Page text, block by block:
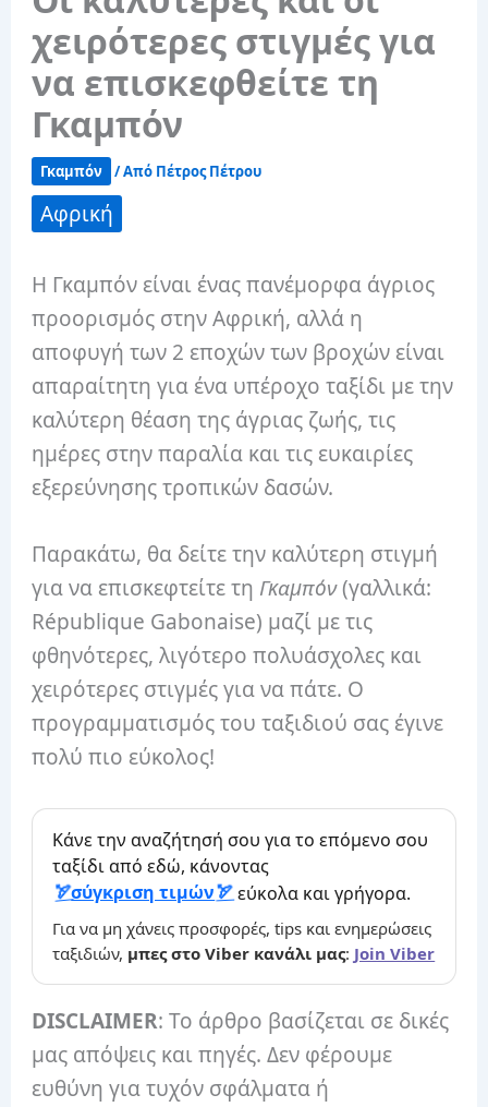
χειρότερες στιγμές για
να επισκεφθείτε τη
Γκαμπόν
Γκαμπόν / Από Πέτρος Πέτρου
Αφρική
Η Γκαμπόν είναι ένας πανέμορφα άγριος
προορισμός στην Αφρική, αλλά η
αποφυγή των 2 εποχών των βροχών είναι
απαραίτητη για ένα υπέροχο ταξίδι με την
καλύτερη θέαση της άγριας ζωής, τις
ημέρες στην παραλία και τις ευκαιρίες
εξερεύνησης τροπικών δασών.
Παρακάτω, θα δείτε την καλύτερη στιγμή
για να επισκεφτείτε τη Γκαμπόν(γαλλικά:
République Gabonaise‎‎) μαζί με τις
φθηνότερες, λιγότερο πολυάσχολες και
χειρότερες στιγμές για να πάτε. Ο
προγραμματισμός του ταξιδιού σας έγινε
πολύ πιο εύκολος!
Κάνε την αναζήτησή σου για το επόμενο σου
ταξίδι από εδώ, κάνοντας
σύγκριση τιμών
εύκολα και γρήγορα.
Για να μη χάνεις προσφορές, tips και ενημερώσεις
ταξιδιών, μπες στο Viber κανάλι μας: Join Viber
DISCLAIMER: Το άρθρο βασίζεται σε δικές
μας απόψεις και πηγές. Δεν φέρουμε
ευθύνη για τυχόν σφάλματα ή